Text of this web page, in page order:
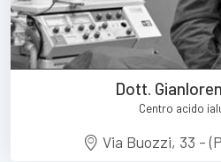
Dott.
Centro acido
Via Buozzi, 33 -